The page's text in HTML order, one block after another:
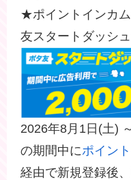
★ポイントインカ
友スタートダッシ
2026年8月1日(土)
の期間中にポイン
経由で新規登録後